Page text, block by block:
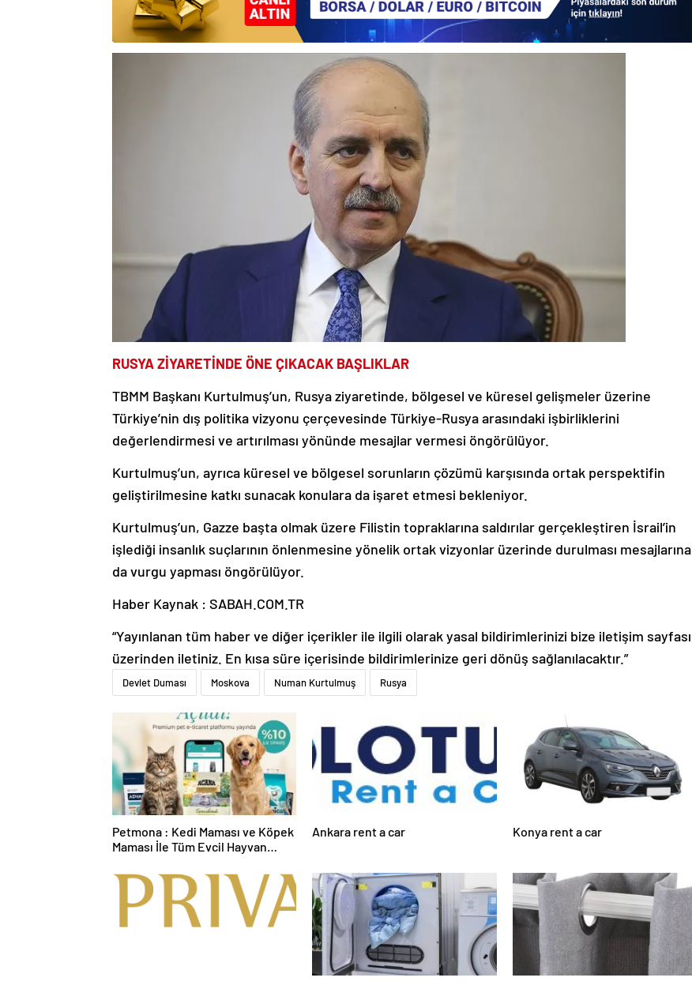
RUSYA ZİYARETİNDE ÖNE ÇIKACAK BAŞLIKLAR
TBMM Başkanı Kurtulmuş’un, Rusya ziyaretinde, bölgesel ve küresel gelişmeler üzerine
Türkiye’nin dış politika vizyonu çerçevesinde Türkiye-Rusya arasındaki işbirliklerini
değerlendirmesi ve artırılması yönünde mesajlar vermesi öngörülüyor.
Kurtulmuş’un, ayrıca küresel ve bölgesel sorunların çözümü karşısında ortak perspektifin
geliştirilmesine katkı sunacak konulara da işaret etmesi bekleniyor.
Kurtulmuş’un, Gazze başta olmak üzere Filistin topraklarına saldırılar gerçekleştiren İsrail’in
işlediği insanlık suçlarının önlenmesine yönelik ortak vizyonlar üzerinde durulması mesajlarına
da vurgu yapması öngörülüyor.
Haber Kaynak : SABAH.COM.TR
“Yayınlanan tüm haber ve diğer içerikler ile ilgili olarak yasal bildirimlerinizi bize iletişim sayfası
üzerinden iletiniz. En kısa süre içerisinde bildirimlerinize geri dönüş sağlanılacaktır.”
Devlet Duması Moskova Numan Kurtulmuş Rusya
Petmona : Kedi Maması ve Köpek
Maması İle Tüm Evcil Hayvan
Ankara rent a car Konya rent a car